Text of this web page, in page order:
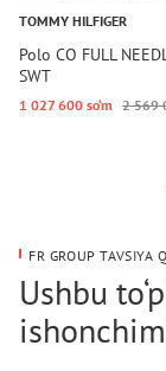
TOMMY HILFIGER
Polo CO FULL
SWT
1 027 600 so‘m 2 569
FR GROUP TAVSIYA
Ushbu